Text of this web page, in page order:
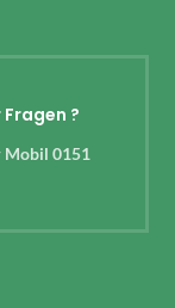
?
Mobil 0151